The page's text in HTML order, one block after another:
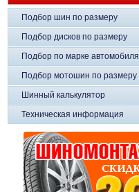
Подбор шин по размеру
Подбор дисков по размеру
Подбор по марке автомобиля
Подбор мотошин по размеру
Шинный калькулятор
Техническая информация